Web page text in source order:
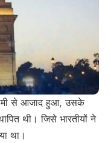
से आजाद हुआ, उसके
थी। जिसे भारतीयों ने
था।